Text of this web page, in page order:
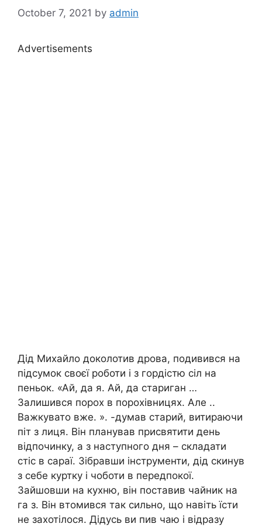
October 7, 2021 by admin
Advertisements
Дід Михайло доколотив дрова, подивився на
підсумок своєї роботи і з гордістю сіл на
пеньок. «Ай, да я. Ай, да стариган …
Залишився порох в порохівницях. Але ..
Важкувато вже. ». -думав старий, витираючи
піт з лиця. Він планував присвятити день
відпочинку, а з наступного дня – складати
стіс в сараї. Зібравши інструменти, дід скинув
з себе куртку і чоботи в передпокої.
Зайшовши на кухню, він поставив чайник на
га з. Він втомився так сильно, що навіть їсти
не захотілося. Дідусь ви пив чаю і відразу